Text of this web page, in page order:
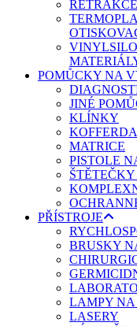
POMŮCKY NA
JINÉ
KLÍNKY
MATRICE
PISTOLE
PŘÍSTROJE
BRUSKY
LAMPY
LASERY